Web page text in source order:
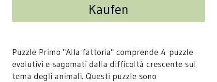
Kaufen
Puzzle Primo "Alla fattoria" comprende 4 puzzle
evolutivi e sagomati dalla difficoltà crescente sul
tema degli animali. Questi puzzle sono